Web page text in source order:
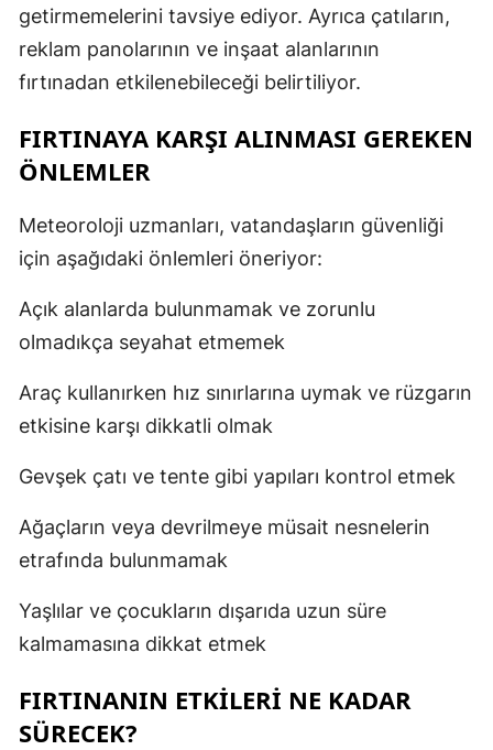
getirmemelerini tavsiye ediyor. Ayrıca çatıların,
reklam panolarının ve inşaat alanlarının
fırtınadan etkilenebileceği belirtiliyor.
FIRTINAYA KARŞI ALINMASI GEREKEN
ÖNLEMLER
Meteoroloji uzmanları, vatandaşların güvenliği
için aşağıdaki önlemleri öneriyor:
Açık alanlarda bulunmamak ve zorunlu
olmadıkça seyahat etmemek
Araç kullanırken hız sınırlarına uymak ve rüzgarın
etkisine karşı dikkatli olmak
Gevşek çatı ve tente gibi yapıları kontrol etmek
Ağaçların veya devrilmeye müsait nesnelerin
etrafında bulunmamak
Yaşlılar ve çocukların dışarıda uzun süre
kalmamasına dikkat etmek
FIRTINANIN ETKILERI NE KADAR
SÜRECEK?